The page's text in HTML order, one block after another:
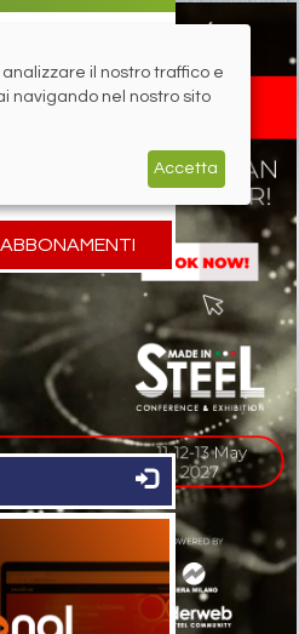
ABBONAMENTI
il nostro traffico e
navigando nel nostro sito
Accetta